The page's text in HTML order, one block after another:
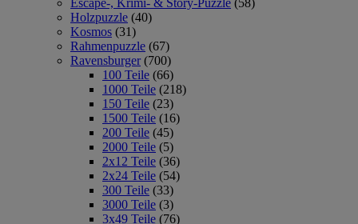
Escape-, Krimi- & Story-Puzzle (58)
Holzpuzzle (40)
Kosmos (31)
Rahmenpuzzle (67)
Ravensburger (700)
100 Teile (66)
1000 Teile (218)
150 Teile (23)
1500 Teile (16)
200 Teile (45)
2000 Teile (5)
2x12 Teile (36)
2x24 Teile (54)
300 Teile (33)
3000 Teile (3)
3x49 Teile (76)